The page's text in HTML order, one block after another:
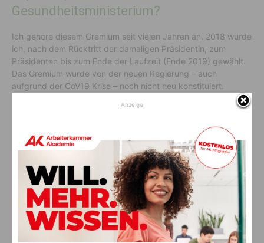
Gesundheitsministerium?
Ich gehöre diesem Gremium seit vielen Jahren an. 2018 wurde
ich, nach dem Rücktritt der damaligen Präsidentin, zum
Präsidenten bis zum Ende der Laufzeit (Ende 2019) gewählt.
Das Gremium wurde von der neuen Regierung – auch
aufgrund der CoV19 Krise – noch nicht neu konstituiert.
Sie haben rund zweihundert
wissenschaftliche Publikationen
veröffentlicht, unter anderem auch in
renommierten Fachzeitschriften?
Internationaler Austausch und international sichtbare
wissenschaftliche Tätigkeit waren und sind
Grundvoraussetzungen meiner Arbeit. Ich bin unter anderem
Anzeige